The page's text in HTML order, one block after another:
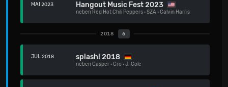
MAI 2023 Hangout Music Fest 2023
neben Red Hot Chili Peppers·SZA·Calvin Harris
2018 6
JUL 2018 splash! 2018
nebenCasper·Cro ·J. Cole